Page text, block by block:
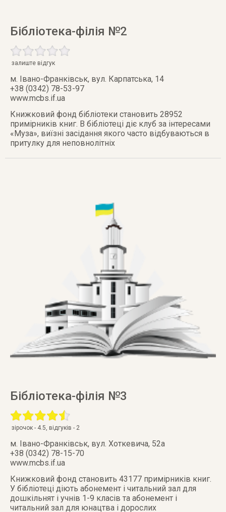
Бібліотека-філія №2
залиште відгук
м. Івано-Франківськ, вул. Карпатська, 14
+38 (0342) 78-53-97
www.mcbs.if.ua
Книжковий фонд бібліотеки становить 28952
примірників книг. В бібліотеці діє клуб за інтересами
«Муза», виїзні засідання якого часто відбуваються в
притулку для неповнолітніх
Бібліотека-філія №3
зірочок - 4.5, відгуків - 2
м. Івано-Франківськ, вул. Хоткевича, 52а
+38 (0342) 78-15-70
www.mcbs.if.ua
Книжковий фонд становить 43177 примірників книг.
У бібліотеці діють абонемент і читальний зал для
дошкільнят і учнів 1-9 класів та абонемент і
читальний зал для юнацтва і дорослих